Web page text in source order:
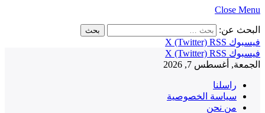
Close Menu
البحث عن:
فيسبوك
X (Twitter) RSS
فيسبوك
X (Twitter) RSS
الجمعة, أغسطس 7, 2026
راسلنا
سياسة الخصوصية
من نحن